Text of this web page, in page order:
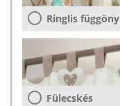
Ringlis függöny
Fülecskés